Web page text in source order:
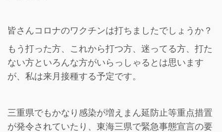
皆さんコロナのワクチンは打ちましたでしょうか？
もう打った方、これから打つ方、迷ってる方、打た
ない方といろんな方がいらっしゃるとは思います
が、私は来月接種する予定です。
三重県でもかなり感染が増えまん延防止等重点措置
が発令されていたり、東海三県で緊急事態宣言の要